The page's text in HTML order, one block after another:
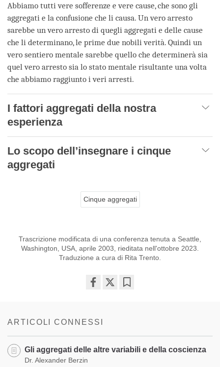
Abbiamo tutti vere sofferenze e vere cause, che sono gli
aggregati e la confusione che li causa. Un vero arresto
sarebbe un vero arresto di quegli aggregati e delle cause
che li determinano, le prime due nobili verità. Quindi un
vero sentiero mentale sarebbe quello che determinerà sia
quel vero arresto sia lo stato mentale risultante una volta
che abbiamo raggiunto i veri arresti.
I fattori aggregati della nostra
esperienza
Lo scopo dell’insegnare i cinque
aggregati
Cinque aggregati
Trascrizione modificata di una conferenza tenuta a Seattle,
Washington, USA, aprile 2003, rieditata nell'ottobre 2023.
Traduzione a cura di Rita Trento.
ARTICOLI CONNESSI
Gli aggregati delle altre variabili e della coscienza
Dr. Alexander Berzin